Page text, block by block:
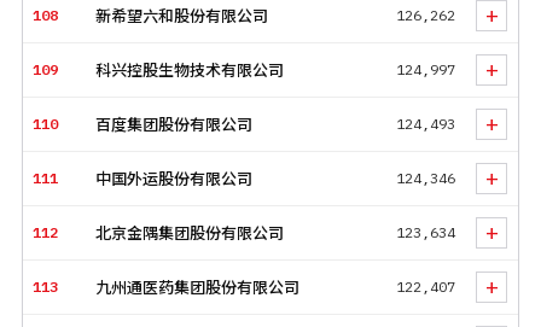
108 新希望六和股份有限公司 126,262 +
109 科兴控股生物技术有限公司 124,997 +
110 百度集团股份有限公司 124,493 +
111 中国外运股份有限公司 124,346 +
112 北京金隅集团股份有限公司 123,634 +
113 九州通医药集团股份有限公司 122,407 +